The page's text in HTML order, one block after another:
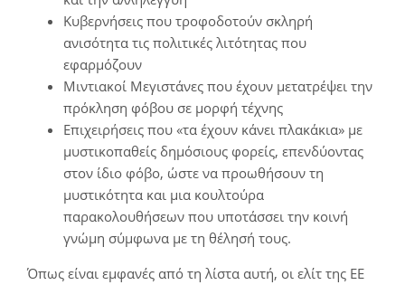
Κυβερνήσεις που τροφοδοτούν σκληρή
ανισότητα τις πολιτικές λιτότητας που
εφαρμόζουν
Μιντιακοί Μεγιστάνες που έχουν μετατρέψει την
πρόκληση φόβου σε μορφή τέχνης
Επιχειρήσεις που «τα έχουν κάνει πλακάκια» με
μυστικοπαθείς δημόσιους φορείς, επενδύοντας
στον ίδιο φόβο, ώστε να προωθήσουν τη
μυστικότητα και μια κουλτούρα
παρακολουθήσεων που υποτάσσει την κοινή
γνώμη σύμφωνα με τη θέλησή τους.
Όπως είναι εμφανές από τη λίστα αυτή, οι ελίτ της ΕΕ